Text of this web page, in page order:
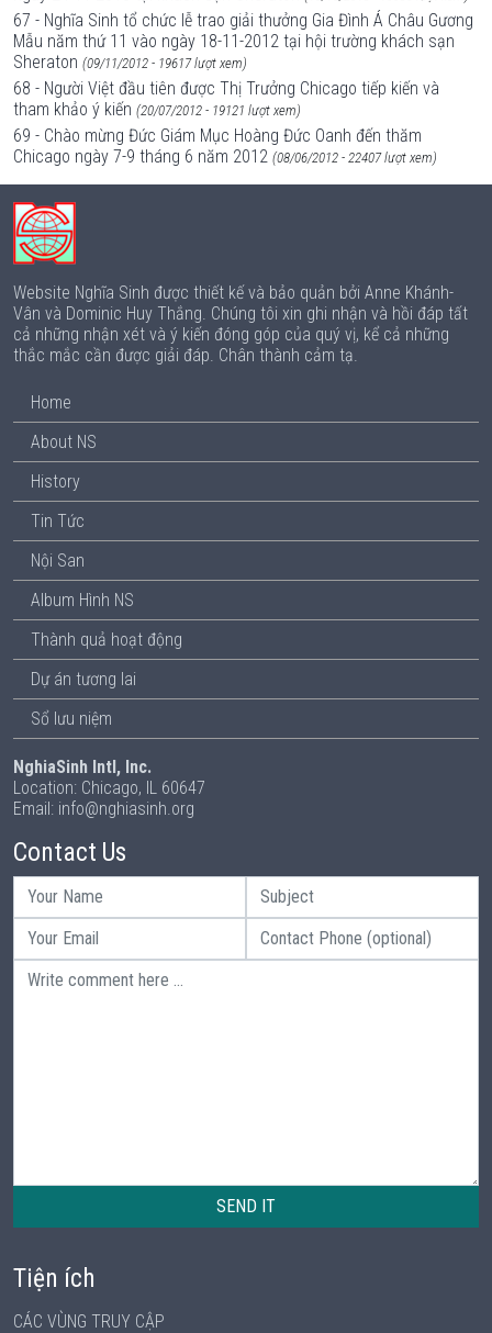
67 - Nghĩa Sinh tổ chức lễ trao giải thưởng Gia Đình Á Châu Gương
Mẫu năm thứ 11 vào ngày 18-11-2012 tại hội trường khách sạn
Sheraton (09/11/2012 - 19617 lượt xem)
68 - Người Việt đầu tiên được Thị Trưởng Chicago tiếp kiến và
tham khảo ý kiến (20/07/2012 - 19121 lượt xem)
69 - Chào mừng Đức Giám Mục Hoàng Đức Oanh đến thăm
Chicago ngày 7-9 tháng 6 năm 2012 (08/06/2012 - 22407 lượt xem)
Website Nghĩa Sinh được thiết kế và bảo quản bởi Anne Khánh-
Vân và Dominic Huy Thắng. Chúng tôi xin ghi nhận và hồi đáp tất
cả những nhận xét và ý kiến đóng góp của quý vị, kể cả những
thắc mắc cần được giải đáp. Chân thành cảm tạ.
Home
About NS
History
Tin Tức
Nội San
Album Hình NS
Thành quả hoạt động
Dự án tương lai
Sổ lưu niệm
NghiaSinh Intl, Inc.
Location: Chicago, IL 60647
Email: info@nghiasinh.org
Contact Us
SEND IT
Tiện ích
CÁC VÙNG TRUY CẬP